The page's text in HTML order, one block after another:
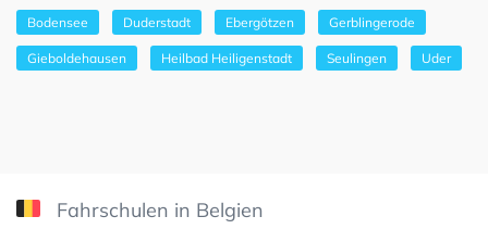
Bodensee Duderstadt Ebergötzen Gerblingerode
Gieboldehausen Heilbad Heiligenstadt Seulingen Uder
Fahrschulen in Belgien